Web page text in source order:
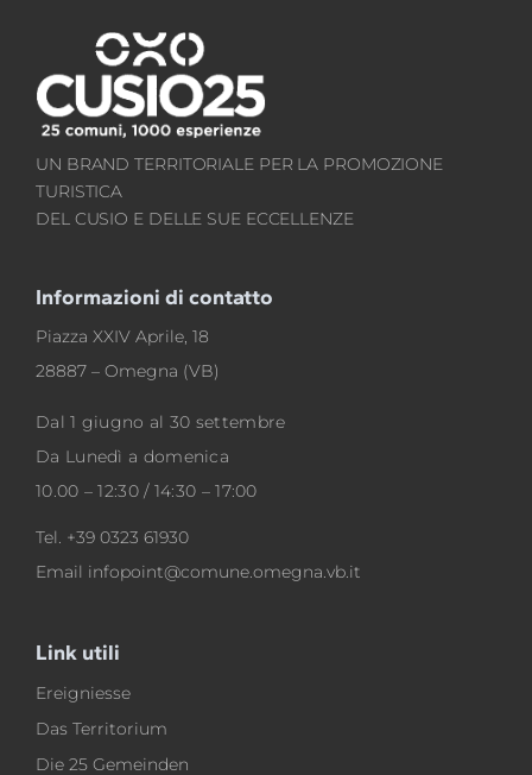
UN BRAND TERRITORIALE PER LA PROMOZIONE
TURISTICA
DEL CUSIO E DELLE SUE ECCELLENZE
Informazioni di contatto
Piazza XXIV Aprile, 18
28887 – Omegna (VB)
Dal 1 giugno al 30 settembre
Da Lunedì a domenica
10.00 – 12:30 / 14:30 – 17:00
Tel. +39 0323 61930
Email infopoint@comune.omegna.vb.it
Link utili
Ereigniesse
Das Territorium
Die 25 Gemeinden